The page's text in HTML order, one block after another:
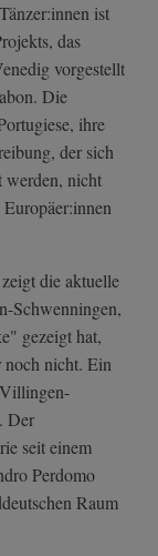
ist
das
vorgestellt
Die
ihre
der sich
werden, nicht
die aktuelle
Schwenningen,
gezeigt hat,
noch nicht. Ein
Der
seit einem
Perdomo
Raum